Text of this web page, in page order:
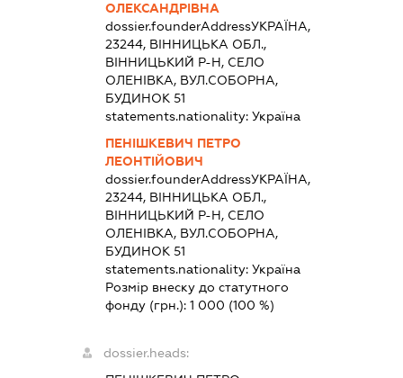
ОЛЕКСАНДРІВНА
dossier.founderAddressУКРАЇНА,
23244, ВІННИЦЬКА ОБЛ.,
ВІННИЦЬКИЙ Р-Н, СЕЛО
ОЛЕНІВКА, ВУЛ.СОБОРНА,
БУДИНОК 51
statements.nationality:Україна
ПЕНІШКЕВИЧ ПЕТРО
ЛЕОНТІЙОВИЧ
dossier.founderAddressУКРАЇНА,
23244, ВІННИЦЬКА ОБЛ.,
ВІННИЦЬКИЙ Р-Н, СЕЛО
ОЛЕНІВКА, ВУЛ.СОБОРНА,
БУДИНОК 51
statements.nationality:Україна
Розмір внеску до статутного
фонду (грн.):1 000 (100 %)
dossier.heads: